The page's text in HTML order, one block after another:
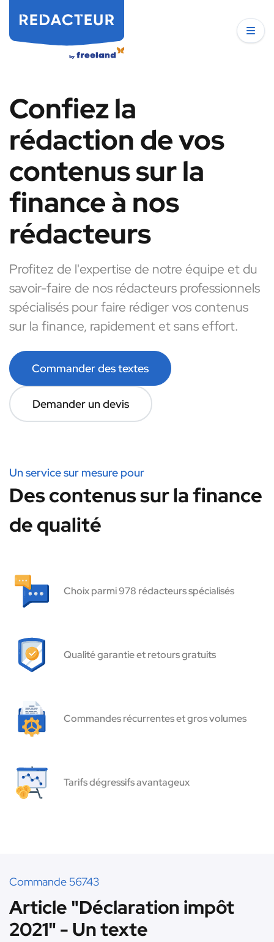
Confiez la
rédaction de vos
contenus sur la
finance à nos
rédacteurs
Profitez de l'expertise de notre équipe et du
savoir-faire de nos rédacteurs professionnels
spécialisés pour faire rédiger vos contenus
sur la finance, rapidement et sans effort.
Commander des textes
Demander un devis
Un service sur mesure pour
Des contenus sur la finance
de qualité
Choix parmi 978 rédacteurs spécialisés
Qualité garantie et retours gratuits
Commandes récurrentes et gros volumes
Tarifs dégressifs avantageux
Commande 56743
Article "Déclaration impôt
2021" - Un texte